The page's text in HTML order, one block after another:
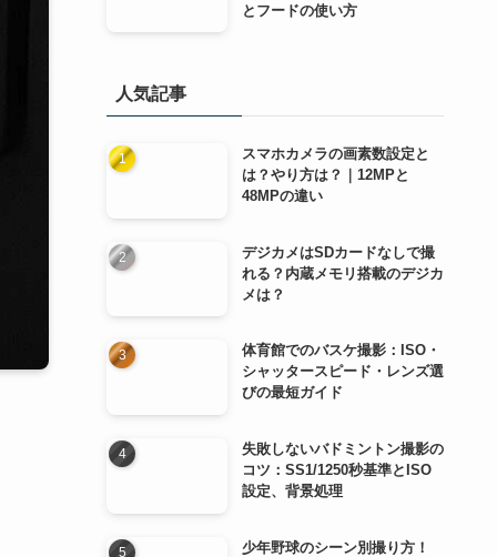
とフードの使い方
人気記事
スマホカメラの画素数設定と
は？やり方は？｜12MPと
48MPの違い
デジカメはSDカードなしで撮
れる？内蔵メモリ搭載のデジカ
メは？
体育館でのバスケ撮影：ISO・
シャッタースピード・レンズ選
びの最短ガイド
失敗しないバドミントン撮影の
コツ：SS1/1250秒基準とISO
設定、背景処理
少年野球のシーン別撮り方！